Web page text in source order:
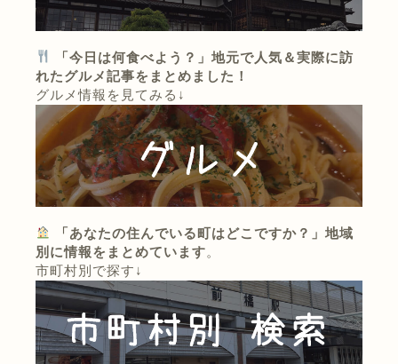
「今日は何食べよう？」地元で人気＆実際に訪
れたグルメ記事をまとめました！
グルメ情報を見てみる↓
「あなたの住んでいる町はどこですか？」地域
別に情報をまとめています。
市町村別で探す↓